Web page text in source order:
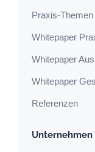
Praxis-Themen
Whitepaper
Whitepaper
Whitepaper
Referenzen
Unternehmen